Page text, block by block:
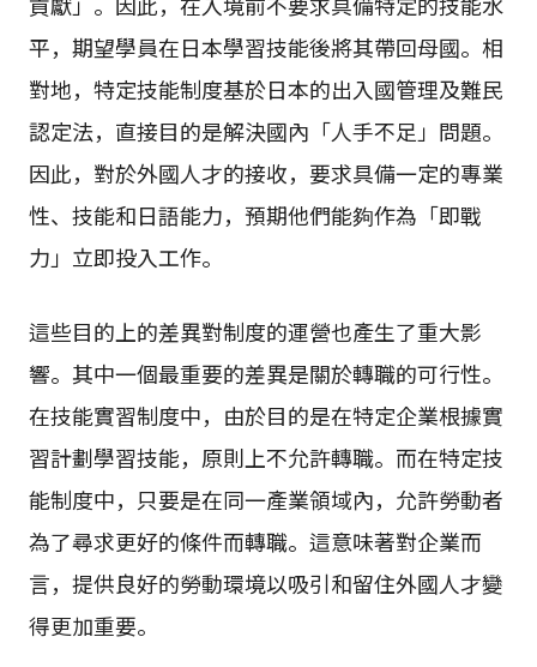
平，期望學員在日本學習技能後將其帶回母國。相
對地，特定技能制度基於日本的出入國管理及難民
認定法，直接目的是解決國內「人手不足」問題。
因此，對於外國人才的接收，要求具備一定的專業
性、技能和日語能力，預期他們能夠作為「即戰
力」立即投入工作。
這些目的上的差異對制度的運營也產生了重大影
響。其中一個最重要的差異是關於轉職的可行性。
在技能實習制度中，由於目的是在特定企業根據實
習計劃學習技能，原則上不允許轉職。而在特定技
能制度中，只要是在同一產業領域內，允許勞動者
為了尋求更好的條件而轉職。這意味著對企業而
言，提供良好的勞動環境以吸引和留住外國人才變
得更加重要。